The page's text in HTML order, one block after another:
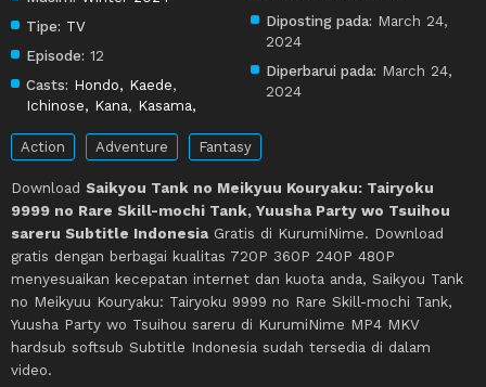
Tipe: TV
Episode: 12
Casts: Hondo, Kaede,
Ichinose, Kana, Kasama,
Diposting pada: March 24,
2024
Diperbarui pada: March 24,
2024
Action Adventure Fantasy
Download Saikyou Tank no Meikyuu Kouryaku: Tairyoku
9999 no Rare Skill-mochi Tank, Yuusha Party wo Tsuihou
sareru Subtitle Indonesia Gratis di KurumiNime. Download
gratis dengan berbagai kualitas 720P 360P 240P 480P
menyesuaikan kecepatan internet dan kuota anda, Saikyou Tank
no Meikyuu Kouryaku: Tairyoku 9999 no Rare Skill-mochi Tank,
Yuusha Party wo Tsuihou sareru di KurumiNime MP4 MKV
hardsub softsub Subtitle Indonesia sudah tersedia di dalam
video.